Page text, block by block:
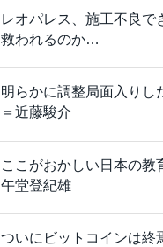
レオパレス、施工不良
救われるのか…
明らかに調整局面入りし
＝近藤駿介
ここがおかしい日本の教
午堂登紀雄
ついにビットコインは終